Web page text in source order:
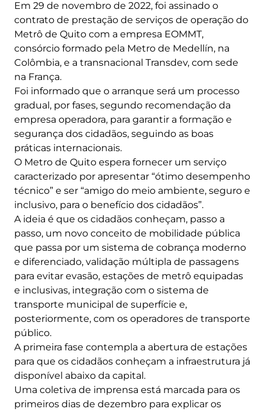
Em 29 de novembro de 2022, foi assinado o
contrato de prestação de serviços de operação do
Metrô de Quito com a empresa EOMMT,
consórcio formado pela Metro de Medellín, na
Colômbia, e a transnacional Transdev, com sede
na França.
Foi informado que o arranque será um processo
gradual, por fases, segundo recomendação da
empresa operadora, para garantir a formação e
segurança dos cidadãos, seguindo as boas
práticas internacionais.
O Metro de Quito espera fornecer um serviço
caracterizado por apresentar “ótimo desempenho
técnico” e ser “amigo do meio ambiente, seguro e
inclusivo, para o benefício dos cidadãos”.
A ideia é que os cidadãos conheçam, passo a
passo, um novo conceito de mobilidade pública
que passa por um sistema de cobrança moderno
e diferenciado, validação múltipla de passagens
para evitar evasão, estações de metrô equipadas
e inclusivas, integração com o sistema de
transporte municipal de superfície e,
posteriormente, com os operadores de transporte
público.
A primeira fase contempla a abertura de estações
para que os cidadãos conheçam a infraestrutura já
disponível abaixo da capital.
Uma coletiva de imprensa está marcada para os
primeiros dias de dezembro para explicar os